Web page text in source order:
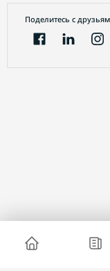
Поделитесь с